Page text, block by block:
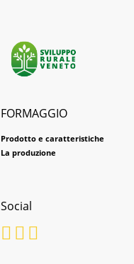
FORMAGGIO
Prodotto e caratteristiche
La produzione
Social